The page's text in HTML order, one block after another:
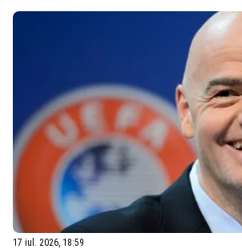
17 iul. 2026, 18:59